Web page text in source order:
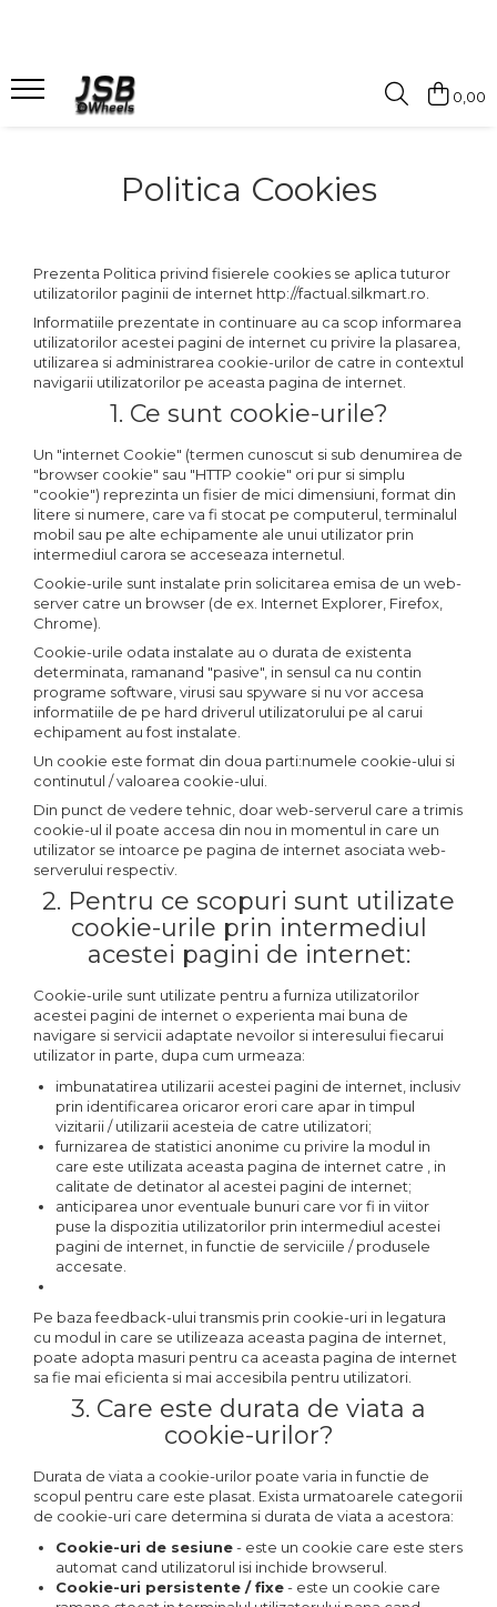
Set antifurt
Capace jante aliaj
Suruburi jante moduare
0,00
Politica Cookies
Prezenta Politica privind fisierele cookies se aplica tuturor
utilizatorilor paginii de internet http://factual.silkmart.ro.
Informatiile prezentate in continuare au ca scop informarea
utilizatorilor acestei pagini de internet cu privire la plasarea,
utilizarea si administrarea cookie-urilor de catre in contextul
navigarii utilizatorilor pe aceasta pagina de internet.
1. Ce sunt cookie-urile?
Un "internet Cookie" (termen cunoscut si sub denumirea de
"browser cookie" sau "HTTP cookie" ori pur si simplu
"cookie") reprezinta un fisier de mici dimensiuni, format din
litere si numere, care va fi stocat pe computerul, terminalul
mobil sau pe alte echipamente ale unui utilizator prin
intermediul carora se acceseaza internetul.
Cookie-urile sunt instalate prin solicitarea emisa de un web-
server catre un browser (de ex. Internet Explorer, Firefox,
Chrome).
Cookie-urile odata instalate au o durata de existenta
determinata, ramanand "pasive", in sensul ca nu contin
programe software, virusi sau spyware si nu vor accesa
informatiile de pe hard driverul utilizatorului pe al carui
echipament au fost instalate.
Un cookie este format din doua parti:numele cookie-ului si
continutul / valoarea cookie-ului.
Din punct de vedere tehnic, doar web-serverul care a trimis
cookie-ul il poate accesa din nou in momentul in care un
utilizator se intoarce pe pagina de internet asociata web-
serverului respectiv.
2. Pentru ce scopuri sunt utilizate
cookie-urile prin intermediul
acestei pagini de internet:
Cookie-urile sunt utilizate pentru a furniza utilizatorilor
acestei pagini de internet o experienta mai buna de
navigare si servicii adaptate nevoilor si interesului fiecarui
utilizator in parte, dupa cum urmeaza:
imbunatatirea utilizarii acestei pagini de internet, inclusiv
prin identificarea oricaror erori care apar in timpul
vizitarii / utilizarii acesteia de catre utilizatori;
furnizarea de statistici anonime cu privire la modul in
care este utilizata aceasta pagina de internet catre , in
calitate de detinator al acestei pagini de internet;
anticiparea unor eventuale bunuri care vor fi in viitor
puse la dispozitia utilizatorilor prin intermediul acestei
pagini de internet, in functie de serviciile / produsele
accesate.
Pe baza feedback-ului transmis prin cookie-uri in legatura
cu modul in care se utilizeaza aceasta pagina de internet,
poate adopta masuri pentru ca aceasta pagina de internet
sa fie mai eficienta si mai accesibila pentru utilizatori.
3. Care este durata de viata a
cookie-urilor?
Durata de viata a cookie-urilor poate varia in functie de
scopul pentru care este plasat. Exista urmatoarele categorii
de cookie-uri care determina si durata de viata a acestora:
Cookie-uri de sesiune- este un cookie care este sters
automat cand utilizatorul isi inchide browserul.
Cookie-uri persistente / fixe- este un cookie care